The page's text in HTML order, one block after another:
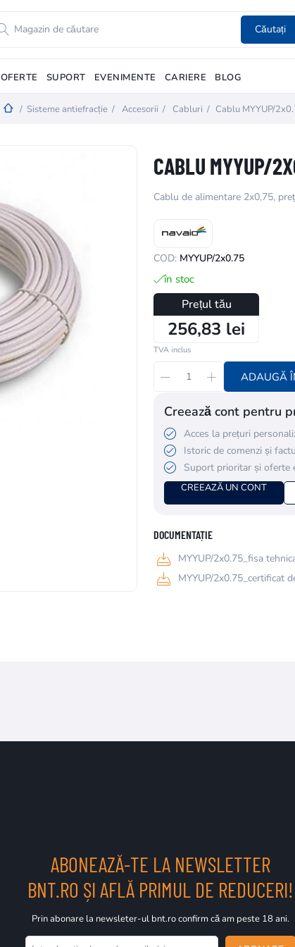
Căutați
OFERTE SUPORT EVENIMENTE CARIERE BLOG
/ Sisteme antiefracție / Accesorii / Cabluri / Cablu MYYUP/
CABLU MYYUP/
Cablu de alimentare 2x0,75,
COD: MYYUP/2x0.75
în stoc
Prețul tău
256,83 lei
TVA inclus
ADAUGĂ
Creează cont pentru
Acces la prețuri
Istoric de comenzi și
Suport prioritar și oferte
CREEAZĂ UN CONT
DOCUMENTAȚIE
MYYUP/2x0.75_fisa
MYYUP/2x0.75_certificat
ABONEAZĂ-TE LA NEWSLETTER
BNT.RO ȘI AFLĂ PRIMUL DE REDUCERI!
Prin abonare la newsleter-ul bnt.ro confirm că am peste 18 ani.